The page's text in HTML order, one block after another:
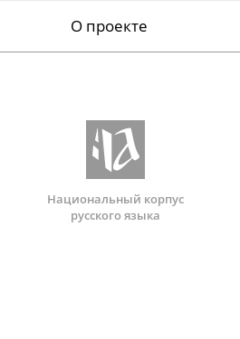
О проекте
Национальный корпус
русского языка